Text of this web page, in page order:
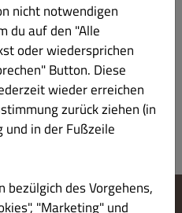
Kasse
zur Betrugsprävention
nicht notwendigen
du auf den "Alle
oder wiedersprichen
Button. Diese
wieder erreichen
zurück ziehen (in
in der Fußzeile
des Vorgehens,
"Marketing" und